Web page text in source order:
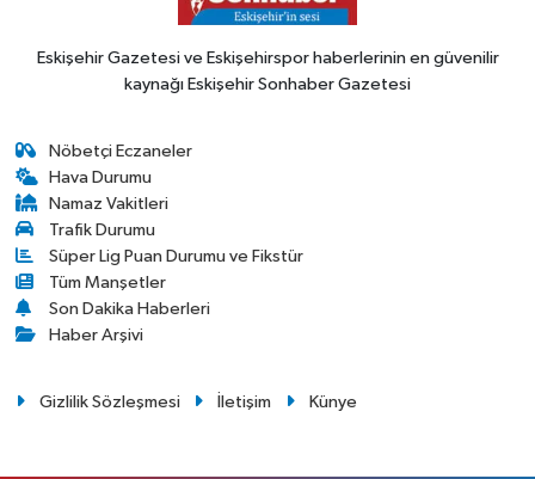
Eskişehir Gazetesi ve Eskişehirspor haberlerinin en güvenilir
kaynağı Eskişehir Sonhaber Gazetesi
Nöbetçi Eczaneler
Hava Durumu
Namaz Vakitleri
Trafik Durumu
Süper Lig Puan Durumu ve Fikstür
Tüm Manşetler
Son Dakika Haberleri
Haber Arşivi
Gizlilik Sözleşmesi İletişim Künye